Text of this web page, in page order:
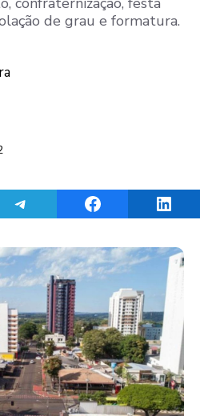
de grau e formatura.
Share on TelegramShare on Facebook